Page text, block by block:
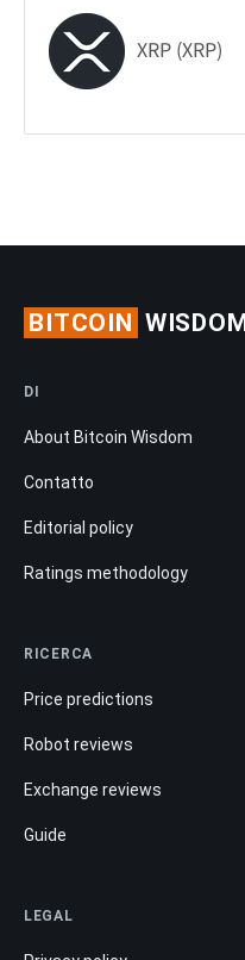
XRP (XRP)
BITCOIN WISDOM
DI
About Bitcoin Wisdom
Contatto
Editorial policy
Ratings methodology
RICERCA
Price predictions
Robot reviews
Exchange reviews
Guide
LEGAL